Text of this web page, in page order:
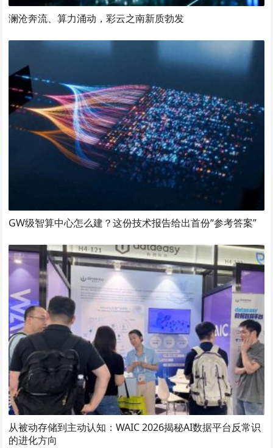
澜沧奔流、算力涌动，彩云之南新质勃发
GW级智算中心怎么建？这份技术报告给出首份“参考答案”
从被动存储到主动认知：WAIC 2026揭秘AI数据平台反常识
的进化方向